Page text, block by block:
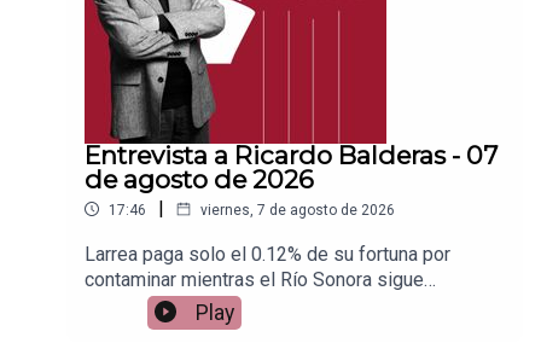
Entrevista a Ricardo Balderas - 07
de agosto de 2026
17:46 | viernes, 7 de agosto de 2026
Larrea paga solo el 0.12% de su fortuna por
contaminar mientras el Río Sonora sigue
abandonadoEnlace para apoyar vía
Patreon:https://www.patreon.com/julioastilleroEnl
Play